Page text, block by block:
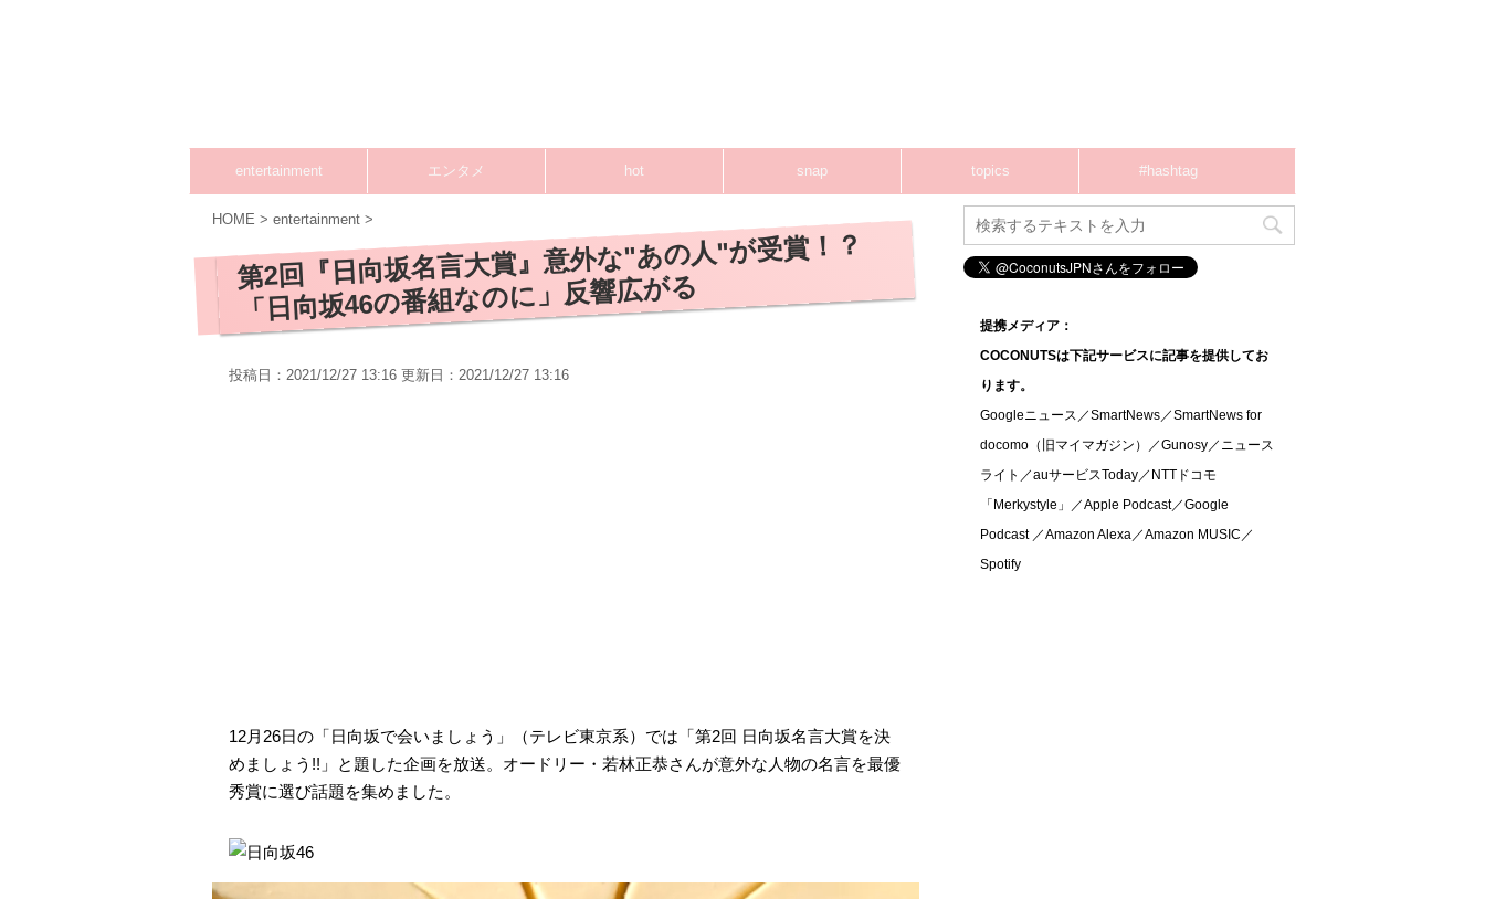
entertainment エンタメ hot snap topics #hashtag
HOME > entertainment >
第2回『日向坂名言大賞』意外な"あの人"が受賞！？
「日向坂46の番組なのに」反響広がる
投稿日：2021/12/27 13:16 更新日： 2021/12/27 13:16
12月26日の「日向坂で会いましょう」（テレビ東京系）では「第2回 日向坂名言大賞を決
めましょう!!」と題した企画を放送。オードリー・若林正恭さんが意外な人物の名言を最優
秀賞に選び話題を集めました。
提携メディア：
COCONUTSは下記サービスに記事を提供してお
ります。
Googleニュース／SmartNews／SmartNews for
docomo（旧マイマガジン）／Gunosy／ニュース
ライト／auサービスToday／NTTドコモ
「Merkystyle」／Apple Podcast／Google
Podcast ／Amazon Alexa／Amazon MUSIC／
Spotify